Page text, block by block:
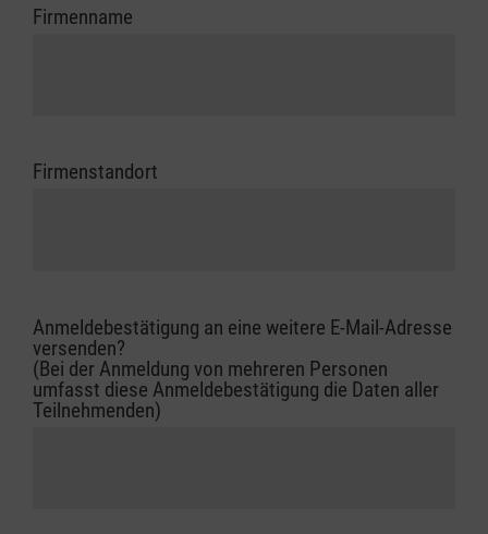
Firmenname
Firmenstandort
Anmeldebestätigung an eine weitere E-Mail-Adresse
versenden?
(Bei der Anmeldung von mehreren Personen
umfasst diese Anmeldebestätigung die Daten aller
Teilnehmenden)